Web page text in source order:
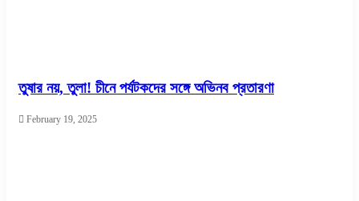
তুষার নয়, তুলা! চীনে পর্যটকদের সঙ্গে অভিনব প্রতারণা
February 19, 2025